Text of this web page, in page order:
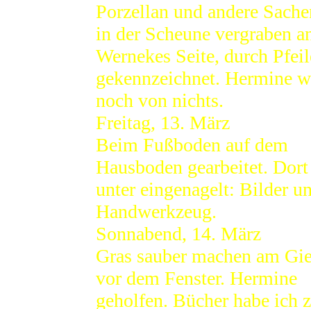
Porzellan und andere
in der Scheune vergraben
Wernekes Seite, durch
gekennzeichnet. Hermine
noch von nichts.
Freitag, 13. März
Beim Fußboden auf dem
Hausboden gearbeitet. Dort
unter eingenagelt: Bilder
Handwerkzeug.
Sonnabend, 14. März
Gras sauber machen am
vor dem Fenster. Hermine
geholfen. Bücher habe ich